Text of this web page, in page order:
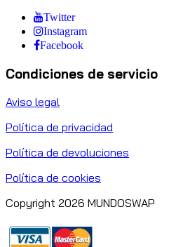
Twitter
Instagram
Facebook
Condiciones de servicio
Aviso legal
Política de privacidad
Política de devoluciones
Política de cookies
Copyright 2026 MUNDOSWAP